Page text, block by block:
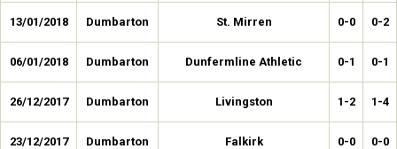
13/01/2018 Dumbarton St. Mirren 0-0 0-2
06/01/2018 Dumbarton Dunfermline Athletic 0-1 0-1
26/12/2017 Dumbarton Livingston 1-2 1-4
23/12/2017 Dumbarton Falkirk 0-0 0-0